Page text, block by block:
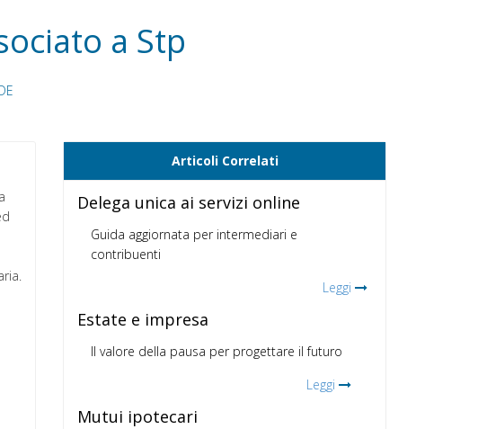
a Stp
Articoli Correlati
Delega unica ai servizi online
Guida aggiornata per intermediari e
contribuenti
Leggi
Estate e impresa
Il valore della pausa per progettare il futuro
Leggi
Mutui ipotecari